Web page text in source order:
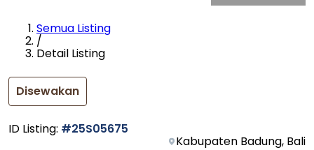
Semua Listing
/
Detail Listing
Disewakan
ID Listing: #25S05675
Kabupaten Badung, Bali